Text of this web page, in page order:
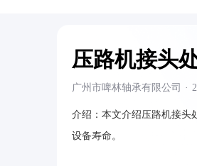
压路机接头
广州市啤林轴承有限公司 ·
介绍： 本文介绍压路机接头
设备寿命。